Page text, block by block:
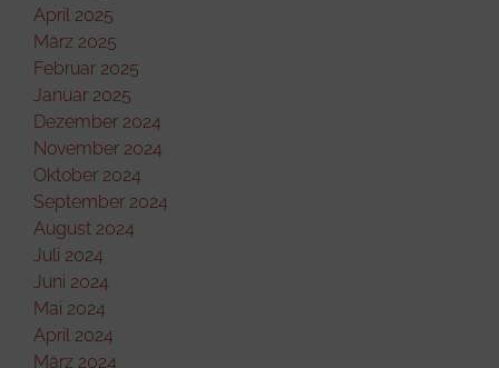
April 2025
März 2025
Februar 2025
Januar 2025
Dezember 2024
November 2024
Oktober 2024
September 2024
August 2024
Juli 2024
Juni 2024
Mai 2024
April 2024
März 2024